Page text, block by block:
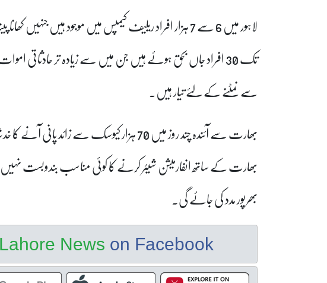
لاہور میں 6 سے 7 ہزار افراد ریلیف کیمپس میں موجود ہیں
تک 30 افراد جاں بحق ہوئے ہیں جن میں سے زیادہ تر
سے نمٹنے کے لئے تیار ہیں۔
بھارت سے آئندہ چند روز میں 70 ہزار کیوسک سے
بھارت کے ساتھ انفارمیشن شیئر کرنے کا کوئی مناسب بندوبست
بھرپور مدد کی جائے گی۔
News on Facebook